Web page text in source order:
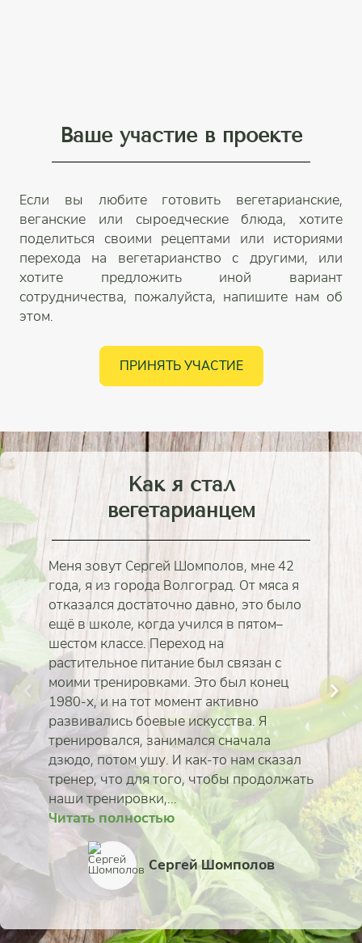
Ваше участие в проекте
Если вы любите готовить вегетарианские,
веганские или сыроедческие блюда, хотите
поделиться своими рецептами или историями
перехода на вегетарианство с другими, или
хотите предложить иной вариант
сотрудничества, пожалуйста, напишите нам об
этом.
ПРИНЯТЬ УЧАСТИЕ
Как я стал
вегетарианцем
Меня зовут Сергей Шомполов, мне 42
года, я из города Волгоград. От мяса я
отказался достаточно давно, это было
ещё в школе, когда учился в пятом–
шестом классе. Переход на
растительное питание был связан с
моими тренировками. Это был конец
1980-х, и на тот момент активно
развивались боевые искусства. Я
тренировался, занимался сначала
дзюдо, потом ушу. И как-то нам сказал
тренер, что для того, чтобы продолжать
наши тренировки,...
Читать полностью
Сергей Шомполов
Читать полностью
Юлия Мельник
Читать полностью
Мария Нетёсова
Читать полностью
Ольга Солдатова
Читать полностью
Татьяна Тычинская
Читать полностью
Алёна Рогозина
Читать полностью
Елена Наймиллер
Читать полностью
Марина Карпова